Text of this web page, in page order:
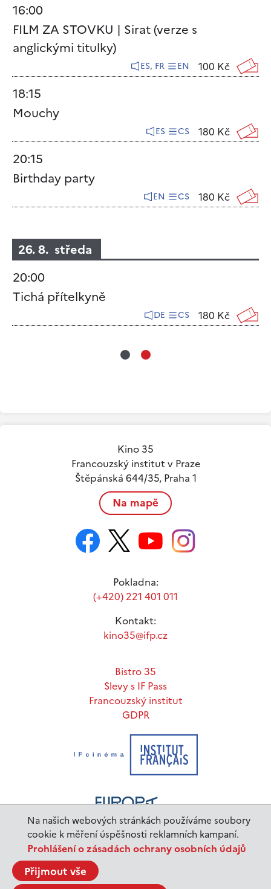
Na našich webových stránkách používáme soubory
cookie k měření úspěšnosti reklamních kampaní.
Prohlášení o zásadách ochrany osobních údajů
Přijmout vše
16:00
FILM ZA STOVKU | Sirat (verze s
anglickými titulky)
ES, FR EN 100 Kč
18:15
Mouchy
ES CS 180 Kč
20:15
Birthday party
EN CS 180 Kč
26. 8. středa
20:00
Tichá přítelkyně
DE CS 180 Kč
* *
Kino 35
Francouzský institut v Praze
Štěpánská 644/35, Praha 1
Na mapě
Pokladna:
(+420) 221 401 011
Kontakt:
kino35@ifp.cz
Bistro 35
Slevy s IF Pass
Francouzský institut
GDPR
© 2023 Institut français de Prague |